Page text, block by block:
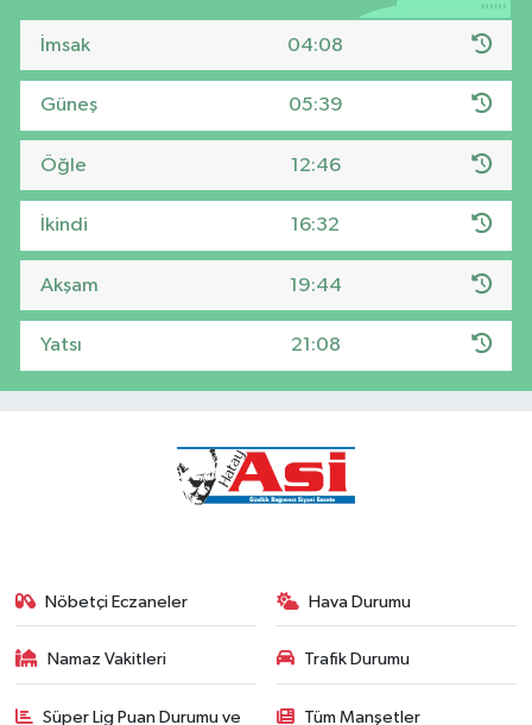
İmsak 04:08
Güneş 05:39
Öğle 12:46
İkindi 16:32
Akşam 19:44
Yatsı 21:08
Nöbetçi Eczaneler Hava Durumu
Namaz Vakitleri Trafik Durumu
Süper Lig Puan Durumu ve Tüm Manşetler